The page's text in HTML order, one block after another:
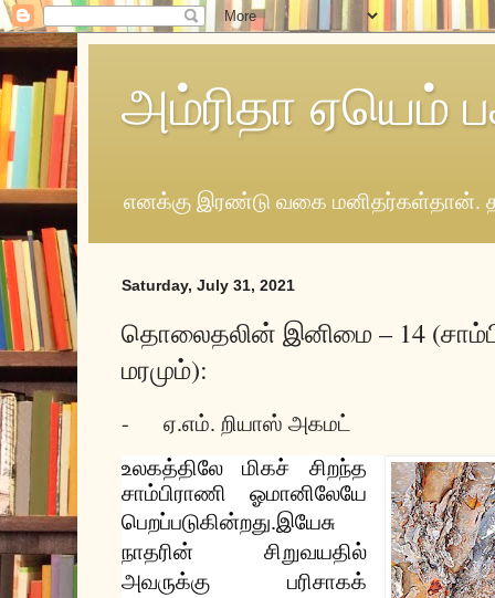
அம்ரிதா ஏயெம்
எனக்கு இரண்டு வகை மனிதர்கள்தான்.
Saturday, July 31, 2021
தொலைதலின் இனிமை – 14
மரமும்):
-
ஏ.எம். றியாஸ் அகமட்
உலகத்திலே
மிகச்
சிறந்த
சாம்பிராணி
ஓமானிலேயே
பெறப்படுகின்றது.இயேசு
நாதரின்
சிறுவயதில்
அவருக்கு
பரிசாகக்